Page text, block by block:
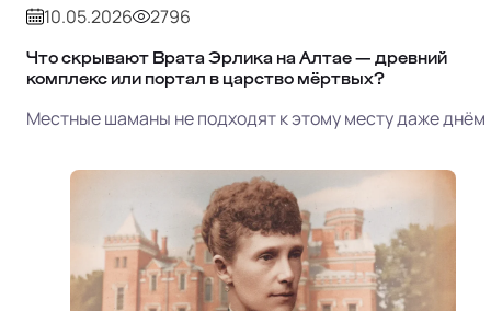
10.05.2026 2796
Что скрывают Врата Эрлика на Алтае — древний
комплекс или портал в царство мёртвых?
Местные шаманы не подходят к этому месту даже днём